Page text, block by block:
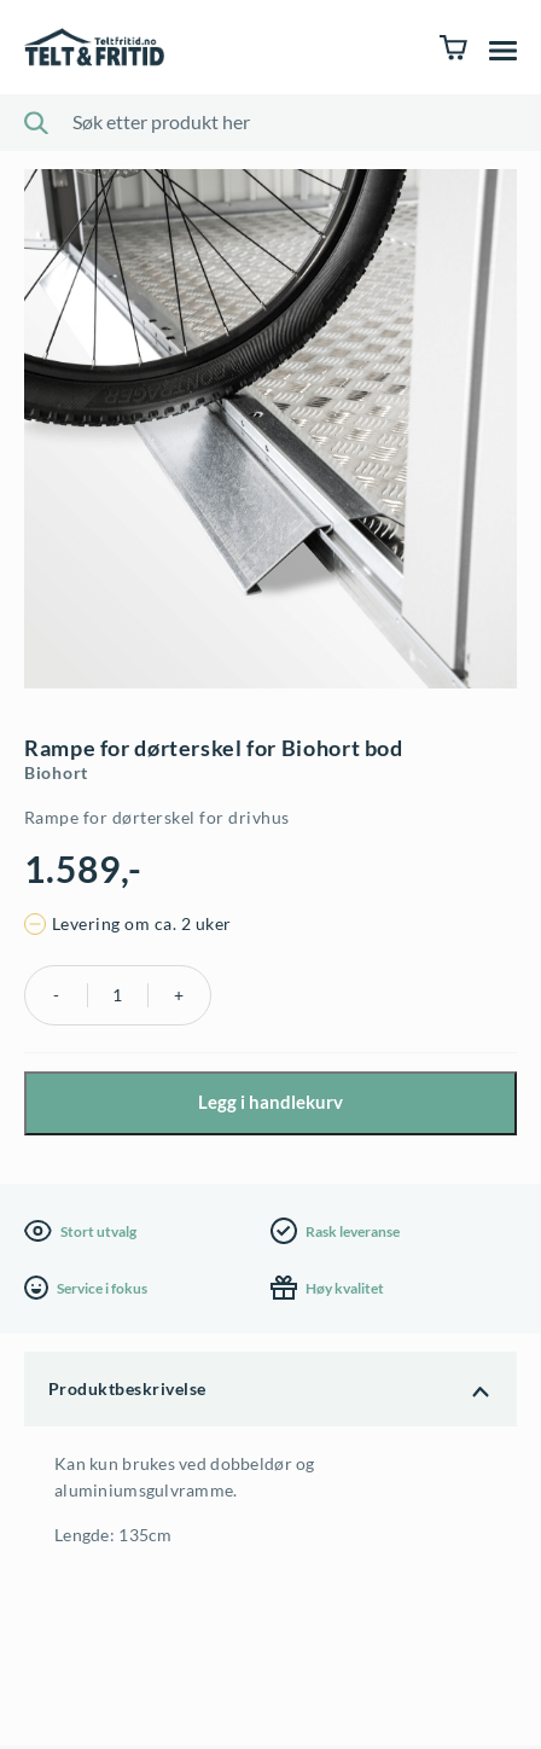
Rampe for dørterskel for Biohort bod
Biohort
Rampe for dørterskel for drivhus
1.589,-
Levering om ca. 2 uker
Rampe
antall
Legg i handlekurv
Stort utvalg Rask leveranse
Service i fokus Høy kvalitet
Produktbeskrivelse
Kan kun brukes ved dobbeldør og
aluminiumsgulvramme.
Lengde: 135cm